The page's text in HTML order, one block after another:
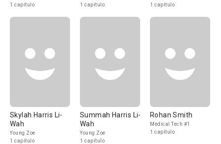
1 capítulo
1 capítulo
1 capítulo
Skylah Harris Li-
Wah
Young Zoe
1 capítulo
Summah Harris Li-
Wah
Young Zoe
1 capítulo
Rohan Smith
Medical Tech #1
1 capítulo